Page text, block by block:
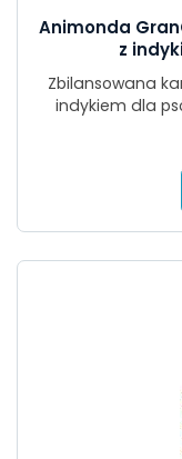
Animonda
z
Zbilansowana
indykiem dla